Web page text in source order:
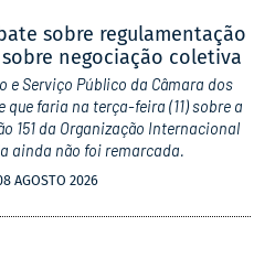
sobre regulamentação
negociação coletiva
e Serviço Público da Câmara dos
faria na terça-feira (11) sobre a
151 da Organização Internacional
ainda não foi remarcada.
AGOSTO 2026